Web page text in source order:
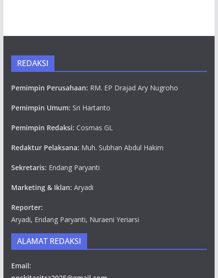
REDAKSI
Pemimpin Perusahaan: RM. EP Drajad Ary Nugroho
Pemimpin Umum: Sri Hartanto
Pemimpin Redaksi: Cosmas GL
Redaktur Pelaksana: Muh. Subhan Abdul Hakim
Sekretaris: Endang Paryanti
Marketing & Iklan: Aryadi
Reporter:
Aryadi, Endang Paryanti, Nuraeni Yeriarsi
ALAMAT REDAKSI
Email: